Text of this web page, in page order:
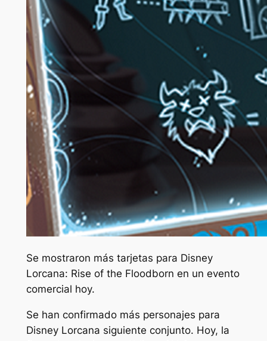
Se mostraron más tarjetas para Disney
Lorcana: Rise of the Floodborn en un evento
comercial hoy.
Se han confirmado más personajes para
Disney Lorcana siguiente conjunto. Hoy, la